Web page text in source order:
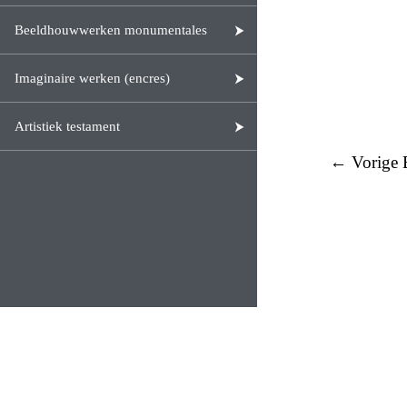
Beeldhouwwerken monumentales
Imaginaire werken (encres)
Artistiek testament
← Vorige